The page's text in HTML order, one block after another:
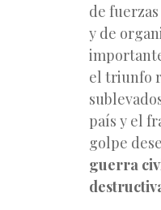
de
y de
el triunfo
país y el
golpe
guerra